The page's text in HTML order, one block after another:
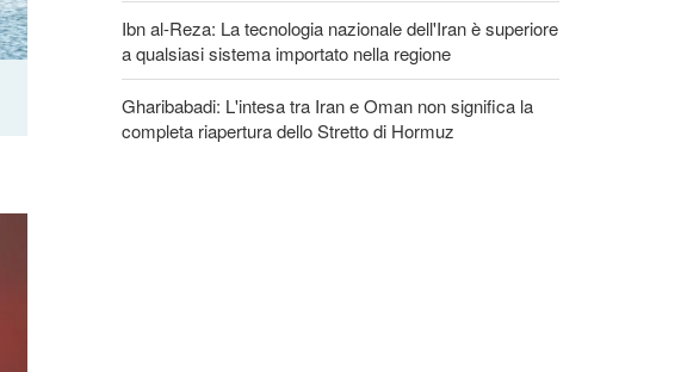
Ibn al-Reza: La tecnologia nazionale dell'Iran è superiore
a qualsiasi sistema importato nella regione
Gharibabadi: L'intesa tra Iran e Oman non significa la
completa riapertura dello Stretto di Hormuz